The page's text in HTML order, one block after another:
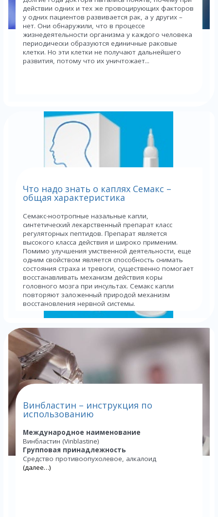
действии одних и тех же провоцирующих факторов
у одних пациентов развивается рак, а у других –
нет. Они обнаружили, что в процессе
жизнедеятельности организма у каждого человека
периодически образуются единичные раковые
клетки. Но эти клетки не получают дальнейшего
развития, потому что их уничтожает...
Что надо знать о каплях Семакс –
общая характеристика
Семакс-ноотропные назальные капли,
синтетический лекарственный препарат класс
регуляторных пептидов. Препарат является
высокого класса действия и широко применим.
Помимо улучшения умственной деятельности, еще
одним свойством является способность снимать
состояния страха и тревоги, существенно помогает
восстанавливать механизм действия коры
головного мозга при инсультах. Семакс капли
повторяют заложенный природой механизм
восстановления нервной системы.
Винбластин – инструкция по
использованию
Международное наименование
Винбластин (Vinblastine)
Групповая принадлежность
Средство противоопухолевое, алкалоид
(далее…)